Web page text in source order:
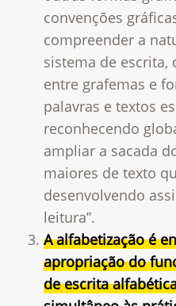
convenções
compreender a
sistema de escrita,
entre grafemas e
palavras e textos
reconhecendo
ampliar a sacada
maiores de texto
desenvolvendo
leitura”.
A alfabetização é
apropriação do
de escrita